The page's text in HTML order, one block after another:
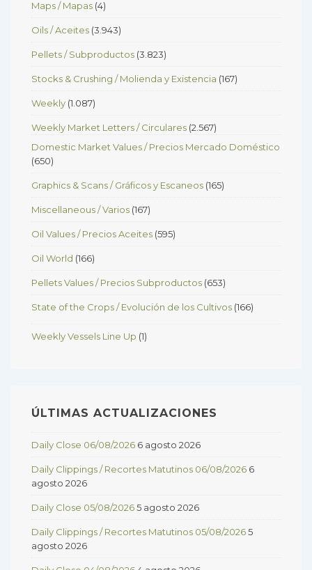
Maps / Mapas (4)
Oils / Aceites (3.943)
Pellets / Subproductos (3.823)
Stocks & Crushing / Molienda y Existencia (167)
Weekly (1.087)
Weekly Market Letters / Circulares (2.567)
Domestic Market Values / Precios Mercado Doméstico
(650)
Graphics & Scans / Gráficos y Escaneos (165)
Miscellaneous / Varios (167)
Oil Values / Precios Aceites (595)
Oil World (166)
Pellets Values / Precios Subproductos (653)
State of the Crops / Evolución de los Cultivos (166)
Weekly Vessels Line Up (1)
ÚLTIMAS ACTUALIZACIONES
Daily Close 06/08/2026 6 agosto 2026
Daily Clippings / Recortes Matutinos 06/08/2026 6
agosto 2026
Daily Close 05/08/20265 agosto 2026
Daily Clippings / Recortes Matutinos 05/08/20265
agosto 2026